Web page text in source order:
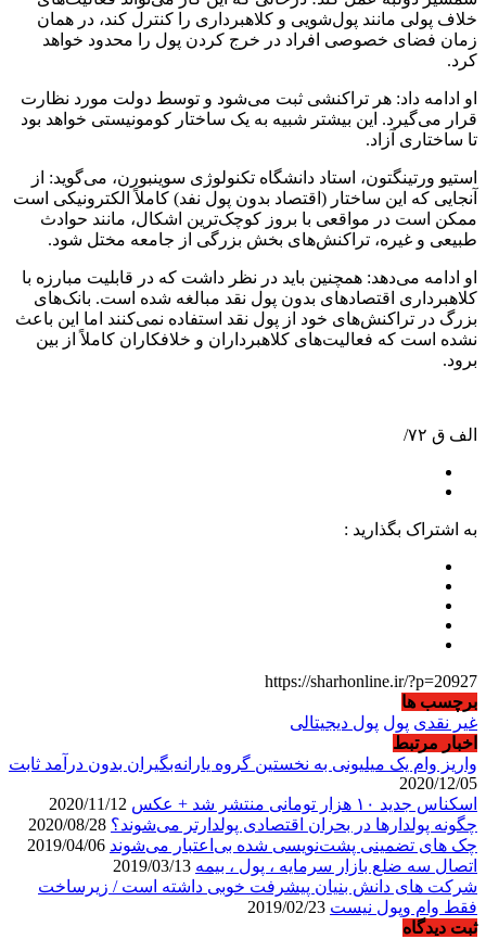
خلاف پولی مانند پول‌شویی و کلاهبرداری را کنترل کند، در همان
زمان فضای خصوصی افراد در خرج کردن پول را محدود خواهد
کرد.
او ادامه داد: هر تراکنشی ثبت می‌شود و توسط دولت مورد نظارت
قرار می‌گیرد. این بیشتر شبیه به یک ساختار کومونیستی خواهد بود
تا ساختاری آزاد.
استیو ورتینگتون، استاد دانشگاه تکنولوژی سوینبورن، می‌گوید: از
آنجایی که این ساختار (اقتصاد بدون پول نفد) کاملاً الکترونیکی است
ممکن است در مواقعی با بروز کوچک‌ترین اشکال، مانند حوادث
طبیعی و غیره، تراکنش‌های بخش بزرگی از جامعه مختل شود.
او ادامه می‌دهد: همچنین باید در نظر داشت که در قابلیت مبارزه با
کلاهبرداری اقتصادهای بدون پول نقد مبالغه شده است. بانک‌های
بزرگ در تراکنش‌های خود از پول نقد استفاده نمی‌کنند اما این باعث
نشده است که فعالیت‌های کلاهبرداران و خلافکاران کاملاً از بین
برود.
الف ق ۷۲/
به اشتراک بگذارید :
https://sharhonline.ir/?p=20927
برچسب ها
غیر نقدی پول پول دیجیتالی
اخبار مرتبط
واریز وام یک میلیونی به نخستین گروه یارانه‌بگیران بدون درآمد ثابت
2020/12/05
اسکناس جدید ۱۰ هزار تومانی منتشر شد + عکس
چگونه پولدارها در بحران اقتصادی پولدارتر می‌شوند؟
چک های تضمینی پشت‌نویسی شده بی‌اعتبار می‌شوند
اتصال سه ضلع بازار سرمایه ، پول ، بیمه
شرکت های دانش بنیان پیشرفت خوبی داشته است / زیرساخت
فقط وام وپول نیست
ثبت دیدگاه